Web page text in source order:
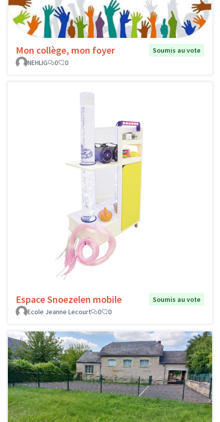
Mon collège, mon foyer
Soumis au vote
NEHLIG
0 0
Espace Snoezelen mobile
Soumis au vote
Ecole Jeanne Lecourt
0 0